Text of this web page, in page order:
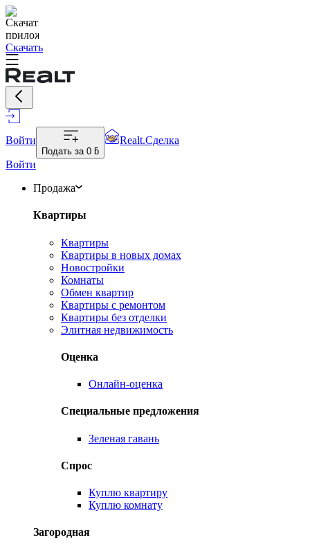
Скачать
Войти
Подать за 0 ƃ
Realt.Сделка
Войти
Продажа
Квартиры
Квартиры
Квартиры в новых домах
Новостройки
Комнаты
Обмен квартир
Квартиры с ремонтом
Квартиры без отделки
Элитная недвижимость
Оценка
Онлайн-оценка
Специальные предложения
Зеленая гавань
Спрос
Куплю квартиру
Куплю комнату
Загородная